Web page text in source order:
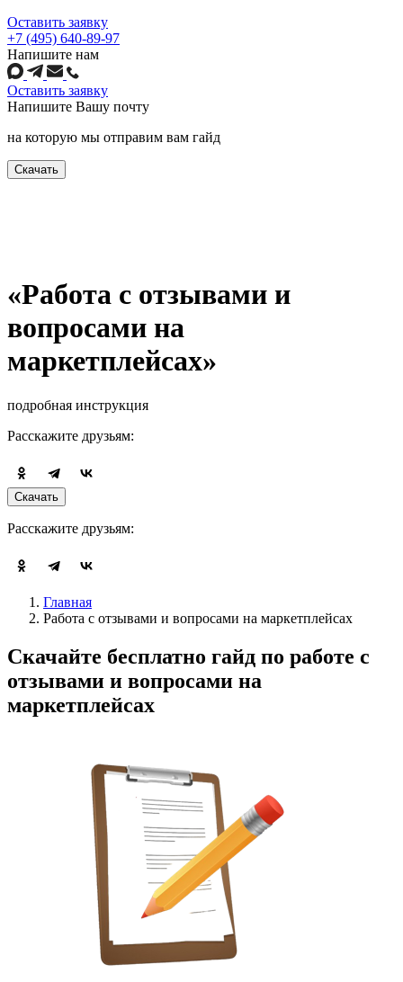
Оставить заявку
+7 (495) 640-89-97
Напишите нам
Оставить заявку
Напишите Вашу почту
на которую мы отправим вам гайд
Скачать
«Работа с отзывами и
вопросами на
маркетплейсах»
подробная инструкция
Расскажите друзьям:
Скачать
Расскажите друзьям:
Главная
Работа с отзывами и вопросами на маркетплейсах
Скачайте бесплатно гайд по работе с
отзывами и вопросами на
маркетплейсах